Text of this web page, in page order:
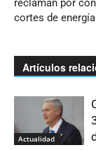
reclaman por
cortes de energía
Artículos
Actualidad